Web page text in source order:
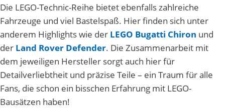
Die LEGO-Technic-Reihe bietet ebenfalls zahlreiche
Fahrzeuge und viel Bastelspaß. Hier finden sich unter
anderem Highlights wie der LEGO Bugatti Chiron und
der Land Rover Defender. Die Zusammenarbeit mit
dem jeweiligen Hersteller sorgt auch hier für
Detailverliebtheit und präzise Teile – ein Traum für alle
Fans, die schon ein bisschen Erfahrung mit LEGO-
Bausätzen haben!